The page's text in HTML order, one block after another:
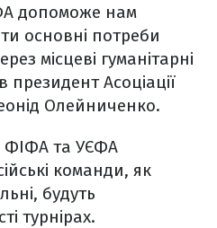
допоможе нам
основні потреби
місцеві гуманітарні
президент Асоціації
Олейниченко.
ФІФА та УЄФА
команди, як
будуть
турнірах.